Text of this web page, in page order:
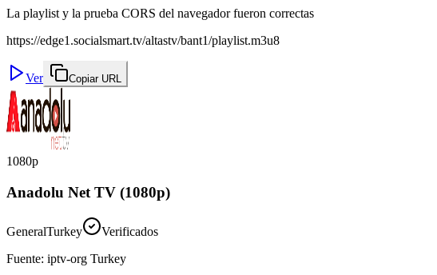
La playlist y la prueba CORS del navegador fueron correctas
https://edge1.socialsmart.tv/altastv/bant1/playlist.m3u8
Ver Copiar URL
1080p
Anadolu Net TV (1080p)
GeneralTurkey
Verificados
Fuente: iptv-org Turkey